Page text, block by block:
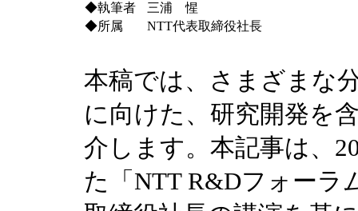
◆執筆者
三浦 惺
◆所属
NTT代表取締役社長
本稿では、さまざまな
に向けた、研究開発を
介します。本記事は、
た「NTT R&Dフォーラ